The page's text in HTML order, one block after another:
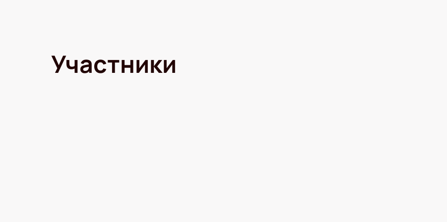
Участники